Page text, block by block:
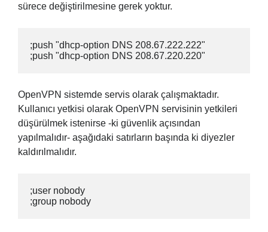
sürece değiştirilmesine gerek yoktur.
;push "dhcp-option DNS 208.67.222.222"
;push "dhcp-option DNS 208.67.220.220"
OpenVPN sistemde servis olarak çalışmaktadır.
Kullanıcı yetkisi olarak OpenVPN servisinin yetkileri
düşürülmek istenirse -ki güvenlik açısından
yapılmalıdır- aşağıdaki satırların başında ki diyezler
kaldırılmalıdır.
;user nobody
;group nobody